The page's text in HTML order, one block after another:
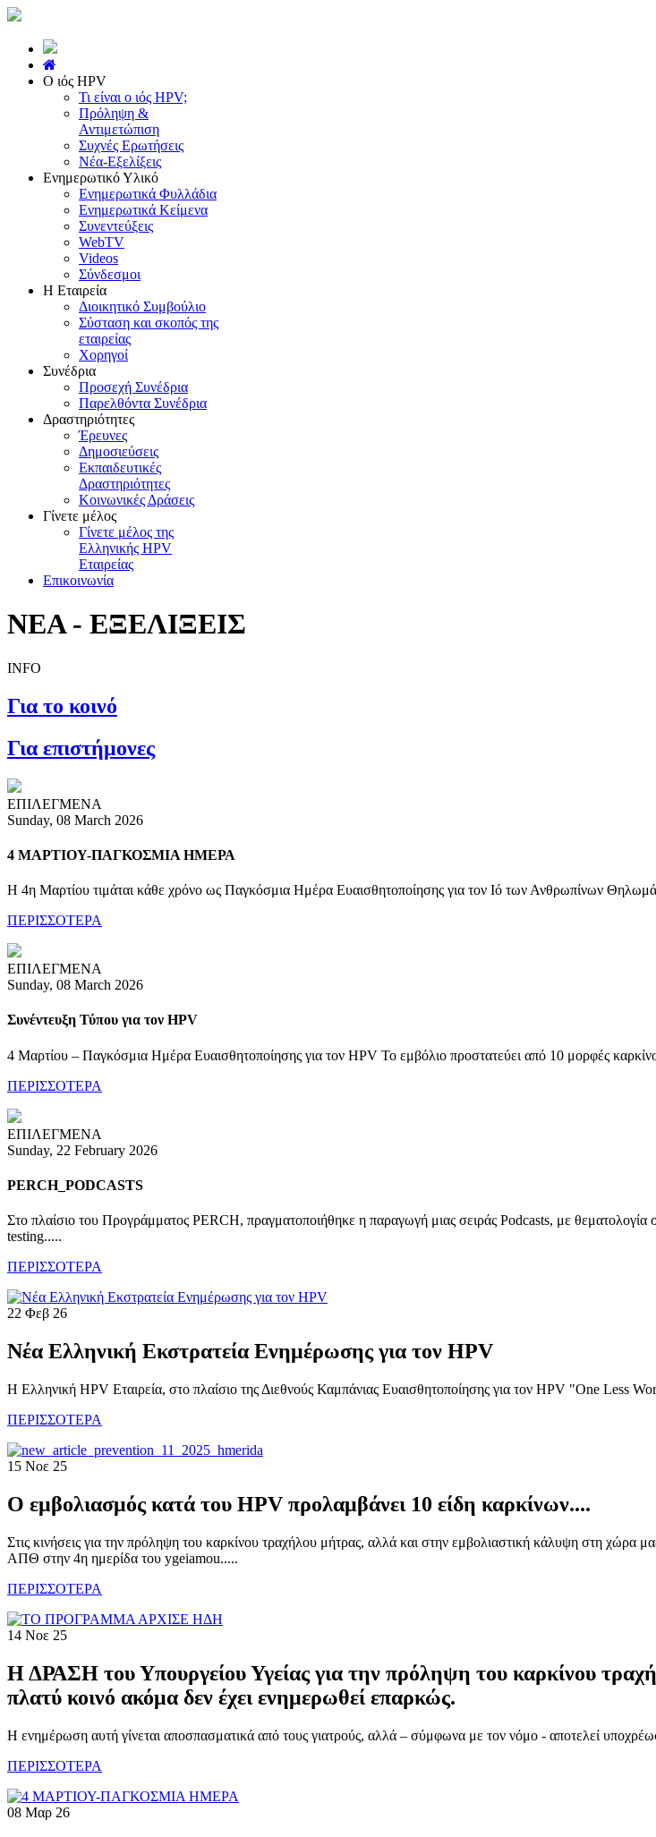
Ο ιός HPV
Τι είναι ο ιός HPV;
Πρόληψη &
Αντιμετώπιση
Συχνές Ερωτήσεις
Νέα-Εξελίξεις
Ενημερωτικό Υλικό
Ενημερωτικά Φυλλάδια
Ενημερωτικά Κείμενα
Συνεντεύξεις
WebTV
Videos
Σύνδεσμοι
Η Εταιρεία
Διοικητικό Συμβούλιο
Σύσταση και σκοπός της
εταιρείας
Χορηγοί
Συνέδρια
Προσεχή Συνέδρια
Παρελθόντα Συνέδρια
Δραστηριότητες
Έρευνες
Δημοσιεύσεις
Εκπαιδευτικές
Δραστηριότητες
Κοινωνικές Δράσεις
Γίνετε μέλος
Γίνετε μέλος της
Ελληνικής HPV
Εταιρείας
Επικοινωνία
NEA - ΕΞΕΛΙΞΕΙΣ
INFO
Για το κοινό
Για επιστήμονες
ΕΠΙΛΕΓΜΕΝΑ
Sunday, 08 March 2026
4 ΜΑΡΤΙΟΥ-ΠΑΓΚΟΣΜΙΑ ΗΜΕΡΑ
Η 4η Μαρτίου τιμάται κάθε χρόνο ως Παγκόσμια Ημέρα Ευαισθητοποίησης για τον Ιό των Ανθρωπίνων
ΠΕΡΙΣΣΟΤΕΡΑ
ΕΠΙΛΕΓΜΕΝΑ
Sunday, 08 March 2026
Συνέντευξη Τύπου για τον HPV
4 Μαρτίου – Παγκόσμια Ημέρα Ευαισθητοποίησης για τον HPV Το εμβόλιο προστατεύει από 10 μορφές
ΠΕΡΙΣΣΟΤΕΡΑ
ΕΠΙΛΕΓΜΕΝΑ
Sunday, 22 February 2026
PERCH_PODCASTS
Στο πλαίσιο του Προγράμματος PERCH, πραγματοποιήθηκε η παραγωγή μιας σειράς Podcasts, με
testing.....
ΠΕΡΙΣΣΟΤΕΡΑ
22 Φεβ 26
Νέα Ελληνική Εκστρατεία Ενημέρωσης για τον HPV
Η Ελληνική HPV Εταιρεία, στο πλαίσιο της Διεθνούς Καμπάνιας Ευαισθητοποίησης για τον HPV "One Less
ΠΕΡΙΣΣΟΤΕΡΑ
15 Νοε 25
Ο εμβολιασμός κατά του HPV προλαμβάνει 10 είδη καρκίνων....
Στις κινήσεις για την πρόληψη του καρκίνου τραχήλου μήτρας, αλλά και στην εμβολιαστική κάλυψη στη χώρα
ΑΠΘ στην 4η ημερίδα του ygeiamou.....
ΠΕΡΙΣΣΟΤΕΡΑ
14 Νοε 25
Η ΔΡΑΣΗ του Υπουργείου Υγείας για την πρόληψη του καρκίνου
πλατύ κοινό ακόμα δεν έχει ενημερωθεί επαρκώς.
Η ενημέρωση αυτή γίνεται αποσπασματικά από τους γιατρούς, αλλά – σύμφωνα με τον νόμο - αποτελεί
ΠΕΡΙΣΣΟΤΕΡΑ
08 Μαρ 26